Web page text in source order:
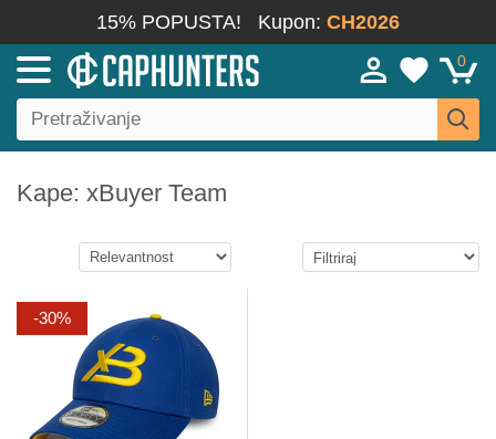
15% POPUSTA! Kupon: CH2026
0
Kape: xBuyer Team
-30%